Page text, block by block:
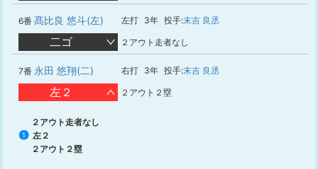
6番 髙比良 悠斗(左) 左打 3年 投手:末吉 良丞
二ゴ ２アウト走者なし
7番 永田 悠翔(二) 右打 3年 投手:末吉 良丞
左２ ２アウト２塁
２アウト走者なし
1
左２
２アウト２塁